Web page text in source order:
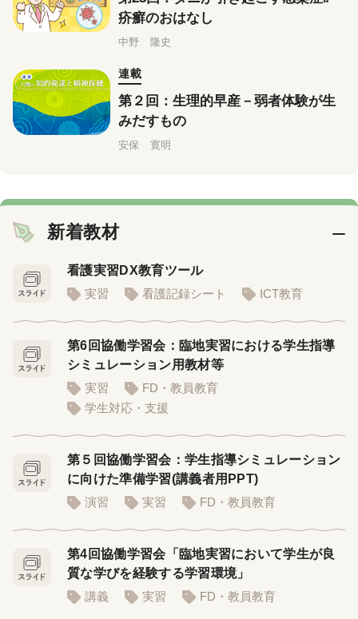
疥癬のおはなし
中野 隆史
連載
第２回：生理的早産－弱者体験が生
みだすもの
安保 寛明
新着教材
看護実習DX教育ツール
実習
看護記録シート ICT教育
第6回協働学習会：臨地実習における学生指導
シミュレーション用教材等
実習
FD・教員教育
学生対応・支援
第５回協働学習会：学生指導シミュレーション
に向けた準備学習(講義者用PPT)
演習
実習 FD・教員教育
第4回協働学習会「臨地実習において学生が良
質な学びを経験する学習環境」
講義
実習 FD・教員教育